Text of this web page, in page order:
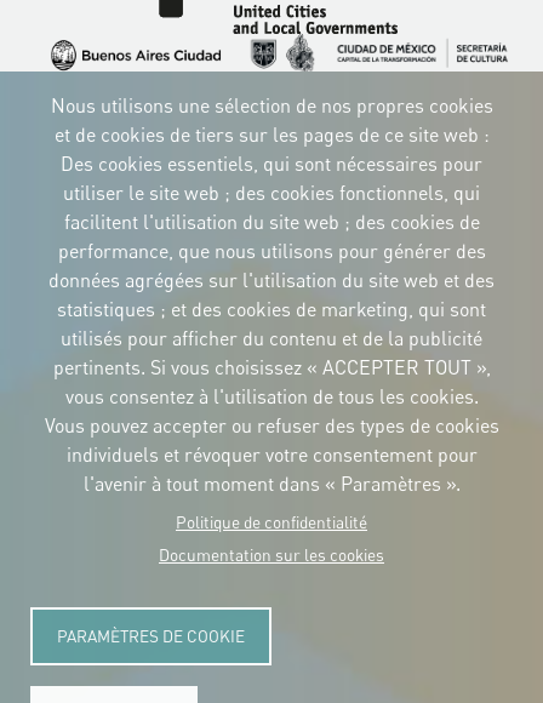
Image
Image
ImageImageImage
IDENTITÉ CORPORTATIVE
Téléchargez
les logos et le
manuel
NEWSLETTER
CONTACT
Carrer Avinyó, 15
08002 Barcelona
culture@uclg.org
Nous utilisons une sélection de nos propres cookies
et de cookies de tiers sur les pages de ce site web :
Des cookies essentiels, qui sont nécessaires pour
utiliser le site web ; des cookies fonctionnels, qui
facilitent l'utilisation du site web ; des cookies de
performance, que nous utilisons pour générer des
données agrégées sur l'utilisation du site web et des
statistiques ; et des cookies de marketing, qui sont
utilisés pour afficher du contenu et de la publicité
pertinents. Si vous choisissez « ACCEPTER TOUT »,
vous consentez à l'utilisation de tous les cookies.
Vous pouvez accepter ou refuser des types de cookies
individuels et révoquer votre consentement pour
l'avenir à tout moment dans « Paramètres ».
Politique de confidentialité
Documentation sur les cookies
PARAMÈTRES DE COOKIE